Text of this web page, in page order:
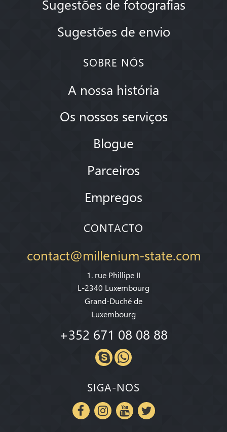
Sugestões de fotografias
Sugestões de envio
SOBRE NÓS
A nossa história
Os nossos serviços
Blogue
Parceiros
Empregos
CONTACTO
contact@millenium-state.com
1. rue Phillipe II
L-2340 Luxembourg
Grand-Duché de
Luxembourg
+352 671 08 08 88
SIGA-NOS